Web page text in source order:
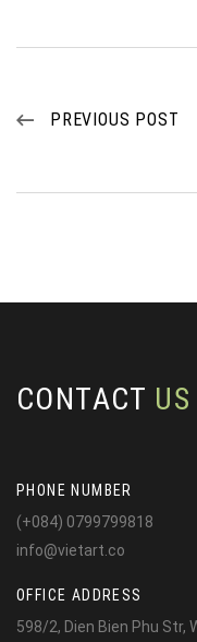
PREVIOUS POST
CONTACT US
PHONE NUMBER
(+084) 0799799818
info@vietart.co
OFFICE ADDRESS
598/2, Dien Bien Phu Str,